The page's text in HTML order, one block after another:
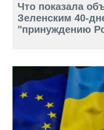
Что показала
Зеленским 40-
"принуждению